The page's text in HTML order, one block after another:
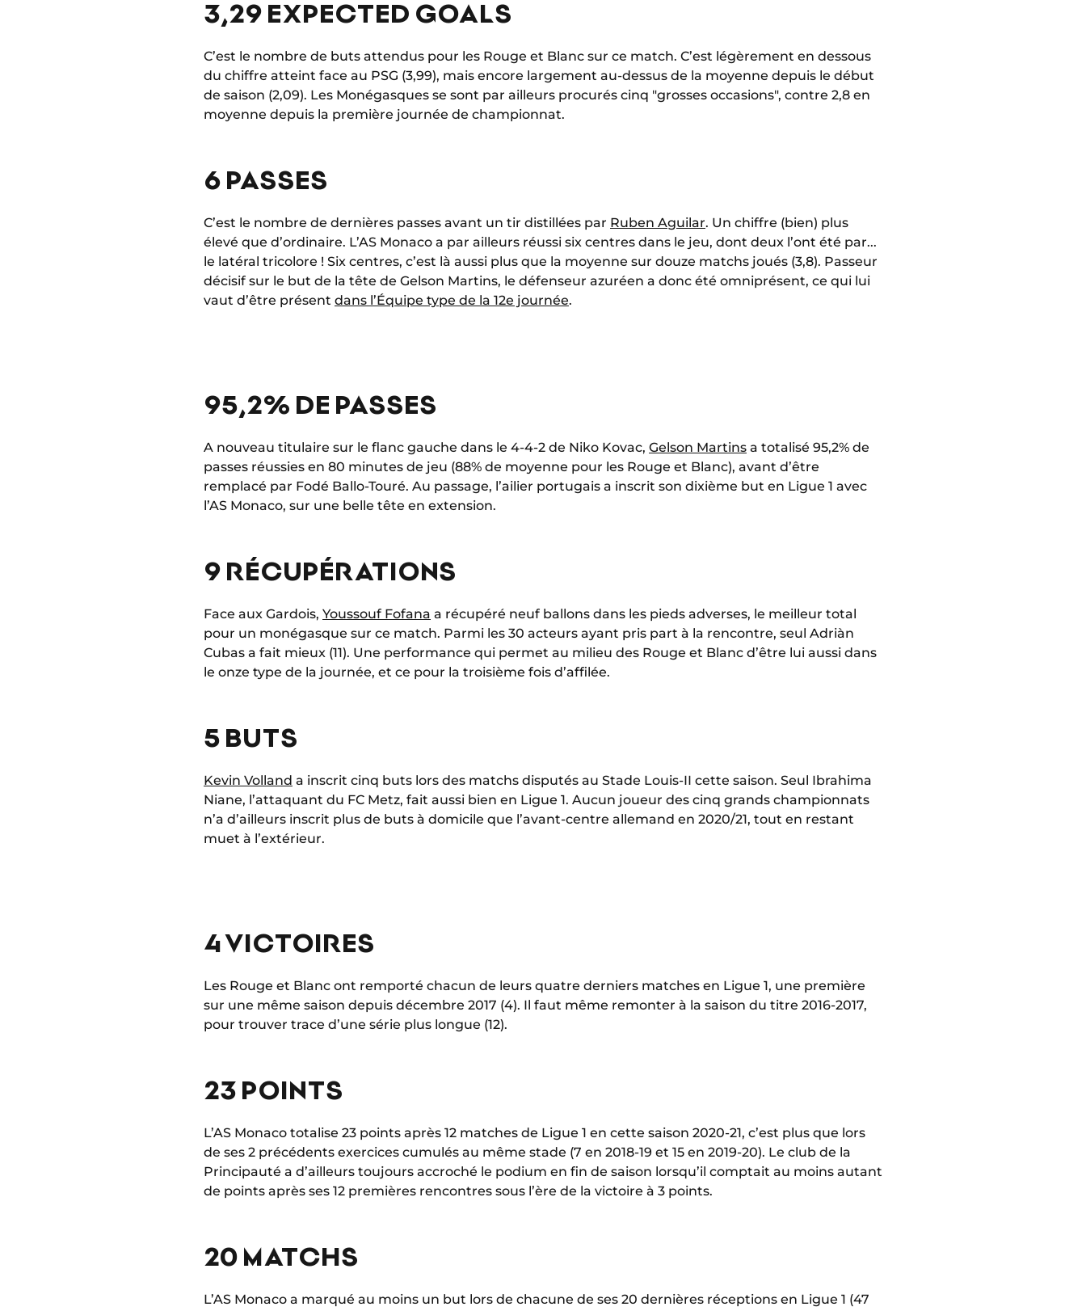
3,29 EXPECTED GOALS
C’est le nombre de buts attendus pour les Rouge et Blanc sur ce match. C’est légèrement en dessous
du chiffre atteint face au PSG (3,99), mais encore largement au-dessus de la moyenne depuis le début
de saison (2,09). Les Monégasques se sont par ailleurs procurés cinq "grosses occasions", contre 2,8 en
moyenne depuis la première journée de championnat.
6 PASSES
C’est le nombre de dernières passes avant un tir distillées par Ruben Aguilar. Un chiffre (bien) plus
élevé que d’ordinaire. L’AS Monaco a par ailleurs réussi six centres dans le jeu, dont deux l’ont été par...
le latéral tricolore ! Six centres, c’est là aussi plus que la moyenne sur douze matchs joués (3,8). Passeur
décisif sur le but de la tête de Gelson Martins, le défenseur azuréen a donc été omniprésent, ce qui lui
vaut d’être présent dans l’Équipe type de la 12e journée.
95,2% DE PASSES
A nouveau titulaire sur le flanc gauche dans le 4-4-2 de Niko Kovac, Gelson Martins a totalisé 95,2% de
passes réussies en 80 minutes de jeu (88% de moyenne pour les Rouge et Blanc), avant d’être
remplacé par Fodé Ballo-Touré. Au passage, l’ailier portugais a inscrit son dixième but en Ligue 1 avec
l’AS Monaco, sur une belle tête en extension.
9 RÉCUPÉRATIONS
Face aux Gardois, Youssouf Fofana a récupéré neuf ballons dans les pieds adverses, le meilleur total
pour un monégasque sur ce match. Parmi les 30 acteurs ayant pris part à la rencontre, seul Adriàn
Cubas a fait mieux (11). Une performance qui permet au milieu des Rouge et Blanc d’être lui aussi dans
le onze type de la journée, et ce pour la troisième fois d’affilée.
5 BUTS
Kevin Volland a inscrit cinq buts lors des matchs disputés au Stade Louis-II cette saison. Seul Ibrahima
Niane, l’attaquant du FC Metz, fait aussi bien en Ligue 1. Aucun joueur des cinq grands championnats
n’a d’ailleurs inscrit plus de buts à domicile que l’avant-centre allemand en 2020/21, tout en restant
muet à l’extérieur.
4 VICTOIRES
Les Rouge et Blanc ont remporté chacun de leurs quatre derniers matches en Ligue 1, une première
sur une même saison depuis décembre 2017 (4). Il faut même remonter à la saison du titre 2016-2017,
pour trouver trace d’une série plus longue (12).
23 POINTS
L’AS Monaco totalise 23 points après 12 matches de Ligue 1 en cette saison 2020-21, c’est plus que lors
de ses 2 précédents exercices cumulés au même stade (7 en 2018-19 et 15 en 2019-20). Le club de la
Principauté a d’ailleurs toujours accroché le podium en fin de saison lorsqu’il comptait au moins autant
de points après ses 12 premières rencontres sous l’ère de la victoire à 3 points.
20 MATCHS
L’AS Monaco a marqué au moins un but lors de chacune de ses 20 dernières réceptions en Ligue 1 (47